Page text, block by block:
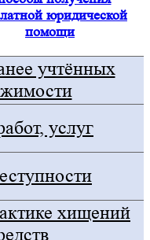
юридической
помощи
учтённых
услуг
хищений